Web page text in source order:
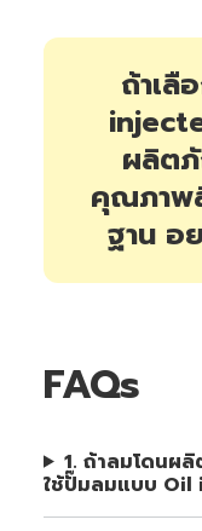
ถ้าเลื
ผลิตภั
คุณภาพ
ฐาน อ
FAQs
1. ถ้าลมโดนผ
ใช้ปั๊มลมแบบ Oil